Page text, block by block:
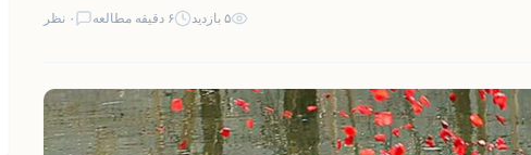
۵ بازدید ۶ دقیقه مطالعه ۰ نظر